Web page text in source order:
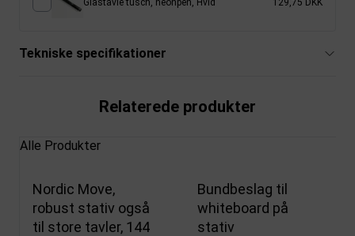
Glastavle tusch, neonpen, Hvid 129,75 DKK
Tekniske specifikationer
Relaterede produkter
Alle Produkter
Nordic Move,
robust stativ også
til store tavler, 144
Bundbeslag til
whiteboard på
stativ